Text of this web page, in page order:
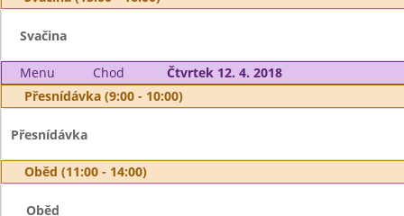
Svačina
Menu Chod
Čtvrtek 12. 4. 2018
Přesnídávka (9:00 - 10:00)
Přesnídávka
Oběd (11:00 - 14:00)
Oběd